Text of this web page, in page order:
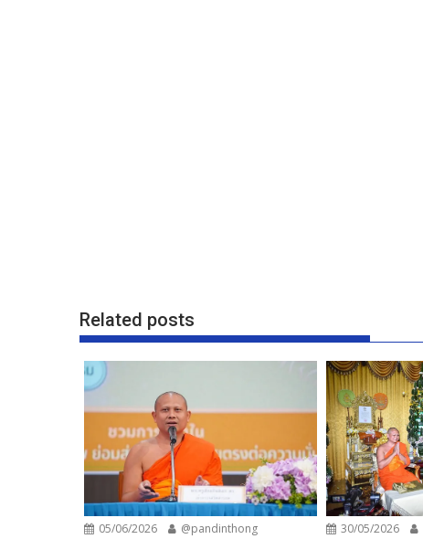
Related posts
05/06/2026 @pandinthong 30/05/2026